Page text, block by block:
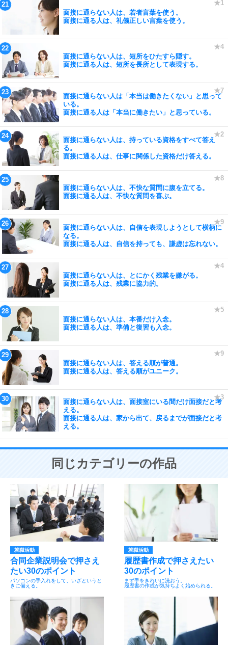
面接に通らない人は、若者言葉を使う。
面接に通る人は、礼儀正しい言葉を使う。
面接に通らない人は、短所をひたすら隠す。
面接に通る人は、短所を長所として表現する。
面接に通らない人は「本当は働きたくない」と思って
いる。
面接に通る人は「本当に働きたい」と思っている。
面接に通らない人は、持っている資格をすべて答え
る。
面接に通る人は、仕事に関係した資格だけ答える。
面接に通らない人は、不快な質問に腹を立てる。
面接に通る人は、不快な質問を喜ぶ。
面接に通らない人は、自信を表現しようとして横柄に
なる。
面接に通る人は、自信を持っても、謙虚は忘れない。
面接に通らない人は、とにかく残業を嫌がる。
面接に通る人は、残業に協力的。
面接に通らない人は、本番だけ入念。
面接に通る人は、準備と復習も入念。
面接に通らない人は、答える順が普通。
面接に通る人は、答える順がユニーク。
面接に通らない人は、面接室にいる間だけ面接だと考
える。
面接に通る人は、家から出て、戻るまでが面接だと考
える。
同じカテゴリーの作品
就職活動
合同企業説明会で押さえ
たい30のポイント
パソコンの手入れをして、いざというと
きに備える。
就職活動
履歴書作成で押さえたい
30のポイント
まず手をきれいに洗おう。
履歴書の作成が気持ちよく始められる。